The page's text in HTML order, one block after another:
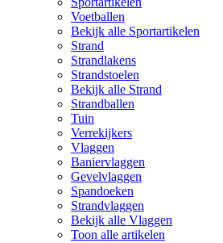
Voetballen
Bekijk alle Sportartikelen
Strand
Strandlakens
Strandstoelen
Bekijk alle Strand
Strandballen
Tuin
Verrekijkers
Vlaggen
Baniervlaggen
Gevelvlaggen
Spandoeken
Strandvlaggen
Bekijk alle Vlaggen
Toon alle artikelen